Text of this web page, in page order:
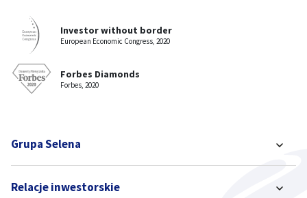
Investor without border
European Economic Congress, 2020
Forbes Diamonds
Forbes, 2020
Grupa Selena
Relacje inwestorskie